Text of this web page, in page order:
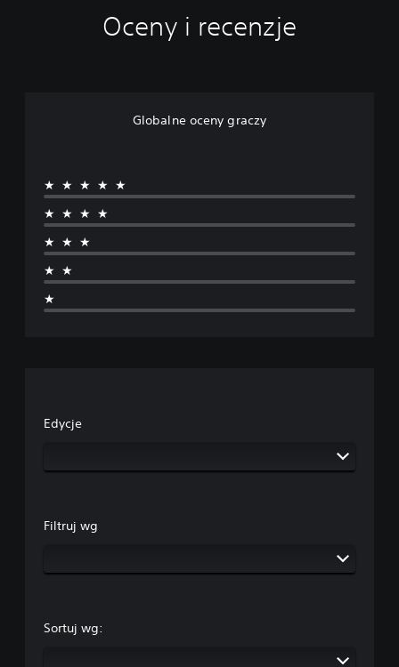
Oceny i recenzje
Globalne oceny graczy
★★★★★
★★★★
★★★
★★
★
Edycje
Filtruj wg
Sortuj wg: